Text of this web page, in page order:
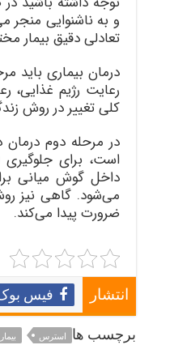
و به ناشنوایی منجر
تعادلی دقیق بیمار
درمان بیماری باید
رعایت رژیم
کلی تغییر در روش
در مرحله دوم
است، برای
داخل گوش میانی
می‌شود. گاهی نیز
ضرورت پیدا می‌کند.
انتشار فیس
برچسب ها استرس